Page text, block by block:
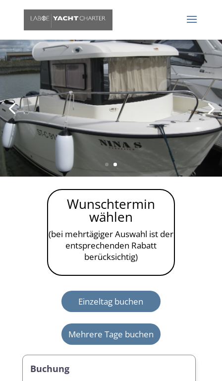
Quicksilver Pilothouse 605
Regen oder Wind? Immer gut geschützt
Wunschtermin
wählen
(bei mehrtägiger Auswahl ist der
entsprechenden Rabatt
berücksichtig)
Einzeltag buchen
Mehrere Tage buchen